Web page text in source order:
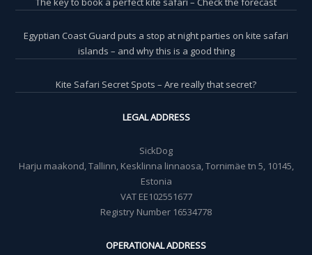
Egyptian Coast Guard puts a stop at night parties on kite safari
islands – and why this is a good thing
Kite Safari Secret Spots – Are really that secret?
LEGAL ADDRESS
SickDog
Harju maakond, Tallinn, Kesklinna linnaosa, Tornimäe tn 5, 10145,
Estonia
VAT EE102551677
Registry Number 16534778
OPERATIONAL ADDRESS